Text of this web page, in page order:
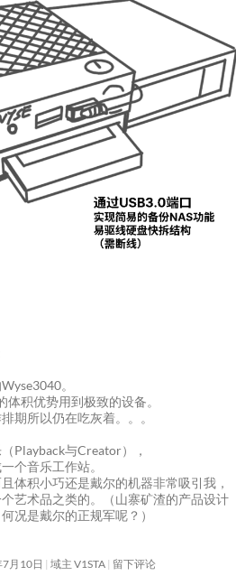
。
积优势用到极致的设备。
期所以仍在吃灰着。。。
Playback与Creator），
个音乐工作站。
体积小巧还是戴尔的机器非常吸引我，
艺术品之类的。（山寨矿渣的产品设计
况是戴尔的正规军呢？）
月10日 域主 V1STA 留下评论